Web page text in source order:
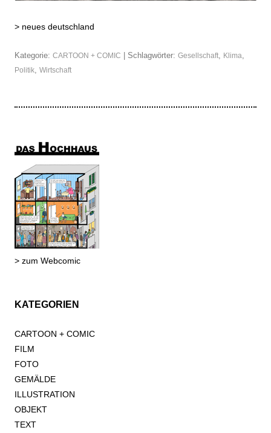
> neues deutschland
Kategorie: CARTOON + COMIC | Schlagwörter: Gesellschaft, Klima,
Politik, Wirtschaft
> zum Webcomic
KATEGORIEN
CARTOON + COMIC
FILM
FOTO
GEMÄLDE
ILLUSTRATION
OBJEKT
TEXT